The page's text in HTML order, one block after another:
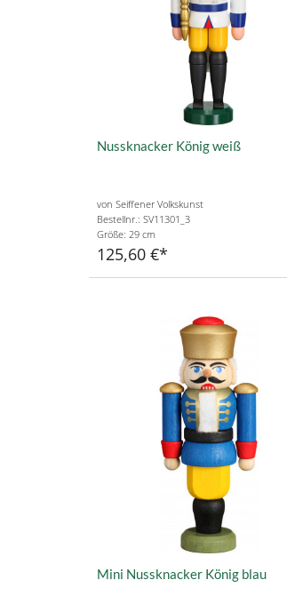
Nussknacker König weiß
von Seiffener Volkskunst
Bestellnr.: SV11301_3
Größe: 29 cm
125,60 €
Mini Nussknacker König blau